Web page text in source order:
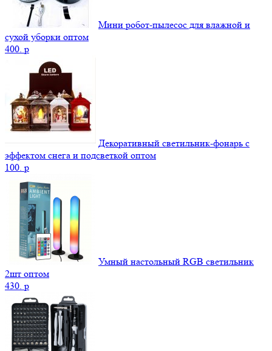
Мини робот-пылесос для влажной и
сухой уборки оптом
400. p
Декоративный светильник-фонарь с
эффектом снега и подсветкой оптом
100. p
Умный настольный RGB светильник
2шт оптом
430. p